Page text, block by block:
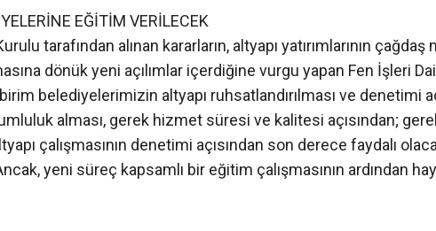
EĞİTİM VERİLECEK
tarafından alınan kararların, altyapı yatırımlarının çağdaş
dönük yeni açılımlar içerdiğine vurgu yapan Fen İşleri
belediyelerimizin altyapı ruhsatlandırılması ve denetimi
alması, gerek hizmet süresi ve kalitesi açısından;
çalışmasının denetimi açısından son derece faydalı
yeni süreç kapsamlı bir eğitim çalışmasının ardından